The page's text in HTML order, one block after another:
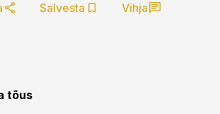
Salvesta Vihja
tõus